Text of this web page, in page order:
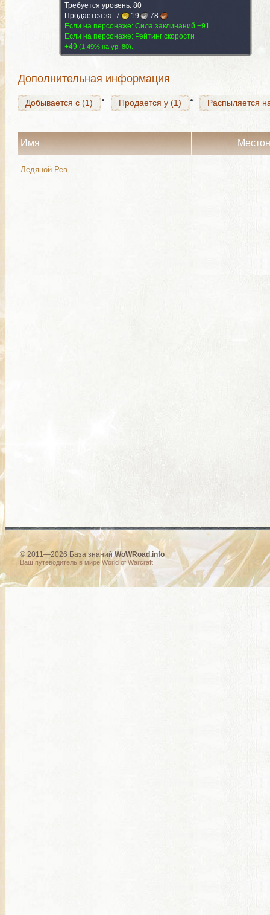
Требуется уровень: 80
Продается за: 7 19
78
Если на персонаже: Сила заклинаний +91.
Если на персонаже: Рейтинг скорости
+49 (1.49% на yp. 80).
Дополнительная информация
Добывается с (1) Продается у (1)
Добывается с (1) Продается у (1) Распыляется
Добывается с (1) Продается у (1) Распыляется
Имя
Ледяной Рев
© 2011—2026 База знанийWoWRoad.info
Ваш путеводитель в мире World of Warcraft